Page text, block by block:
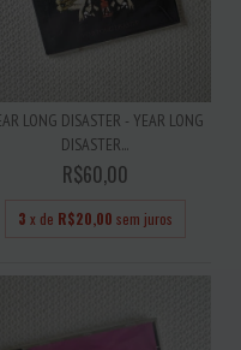
LONG DISASTER - YEAR LONG
DISASTER...
R$60,00
3 x de R$20,00 sem juros